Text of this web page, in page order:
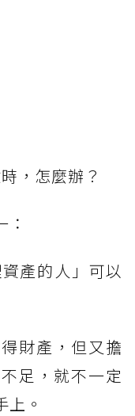
，怎麼辦？
產的人」可以
財產，但又擔
足，就不一定
。